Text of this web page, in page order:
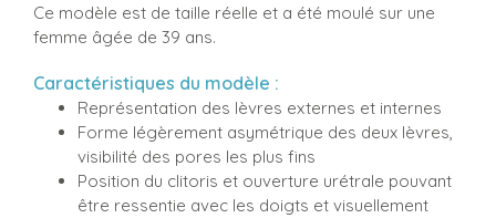
Ce modèle est de taille réelle et a été moulé sur une
femme âgée de 39 ans.
Caractéristiques du modèle :
Représentation des lèvres externes et internes
Forme légèrement asymétrique des deux lèvres,
visibilité des pores les plus fins
Position du clitoris et ouverture urétrale pouvant
être ressentie avec les doigts et visuellement